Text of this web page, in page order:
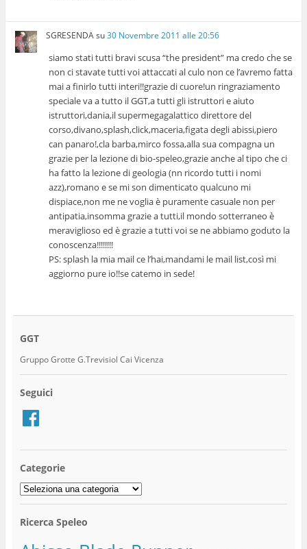
SGRESENDAsu30 Novembre 2011 alle 20:56
siamo stati tutti bravi scusa “the president” ma credo che se
non ci stavate tutti voi attaccati al culo non ce l’avremo fatta
mai a finirlo tutti interi!!grazie di cuore!un ringraziamento
speciale va a tutto il GGT,a tutti gli istruttori e aiuto
istruttori,dania,il supermegagalattico direttore del
corso,divano,splash,click,maceria,figata degli abissi,piero
can panaro!,cla barba,mirco fossa,alla sua compagna un
grazie per la lezione di bio-speleo,grazie anche al tipo che ci
ha fatto la lezione di geologia (nn ricordo tutti i nomi
azz),romano e se mi son dimenticato qualcuno mi
dispiace,non me ne voglia è puramente casuale non per
antipatia,insomma grazie a tutti,il mondo sotterraneo è
meraviglioso ed è grazie a tutti voi se ne abbiamo goduto la
conoscenza!!!!!!!!
PS: splash la mia mail ce l’hai,mandami le mail list,così mi
aggiorno pure io!!se catemo in sede!
GGT
Gruppo Grotte G.Trevisiol Cai Vicenza
Seguici
Facebook
Categorie
Categorie
Ricerca Speleo